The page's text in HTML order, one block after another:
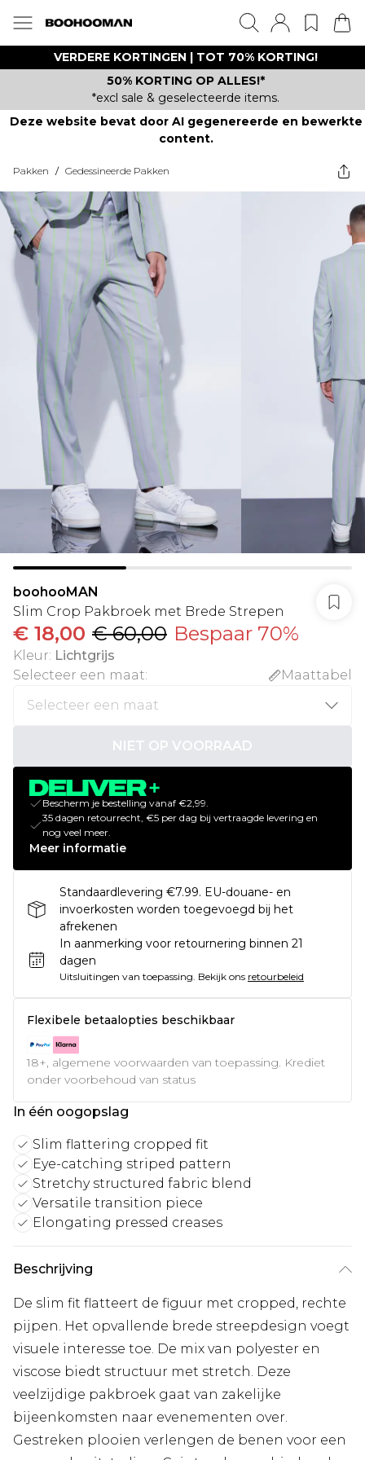
VERDERE KORTINGEN | TOT 70% KORTING!
50% KORTING OP ALLES!*
*excl sale & geselecteerde items.
Deze website bevat door AI gegenereerde en bewerkte
content.
Pakken / Gedessineerde Pakken
boohooMAN
Slim Crop Pakbroek met Brede Strepen
€ 18,00 € 60,00 Bespaar 70%
Kleur: Lichtgrijs
Selecteer een maat: Maattabel
NIET OP VOORRAAD
Bescherm je bestelling vanaf €2,99.
35 dagen retourrecht, €5 per dag bij vertraagde levering en
nog veel meer.
Meer informatie
Standaardlevering €7.99. EU-douane- en
invoerkosten worden toegevoegd bij het
afrekenen
In aanmerking voor retournering binnen 21
dagen
Uitsluitingen van toepassing. Bekijk ons retourbeleid
Flexibele betaalopties beschikbaar
18+, algemene voorwaarden van toepassing. Krediet
onder voorbehoud van status
In één oogopslag
Slim flattering cropped fit
Eye-catching striped pattern
Stretchy structured fabric blend
Versatile transition piece
Elongating pressed creases
Beschrijving
De slim fit flatteert de figuur met cropped, rechte
pijpen. Het opvallende brede streepdesign voegt
visuele interesse toe. De mix van polyester en
viscose biedt structuur met stretch. Deze
veelzijdige pakbroek gaat van zakelijke
bijeenkomsten naar evenementen over.
Gestreken plooien verlengen de benen voor een